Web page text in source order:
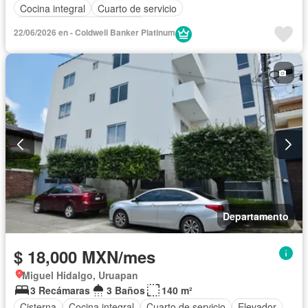
Cocina integral
Cuarto de servicio
22/06/2026 en - Coldwell Banker Platinum
Departamento
$ 18,000 MXN/mes
Miguel Hidalgo, Uruapan
3 Recámaras
3 Baños
140 m²